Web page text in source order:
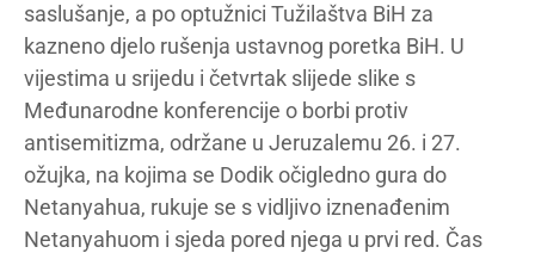
saslušanje, a po optužnici Tužilaštva BiH za
kazneno djelo rušenja ustavnog poretka BiH. U
vijestima u srijedu i četvrtak slijede slike s
Međunarodne konferencije o borbi protiv
antisemitizma, održane u Jeruzalemu 26. i 27.
ožujka, na kojima se Dodik očigledno gura do
Netanyahua, rukuje se s vidljivo iznenađenim
Netanyahuom i sjeda pored njega u prvi red. Čas